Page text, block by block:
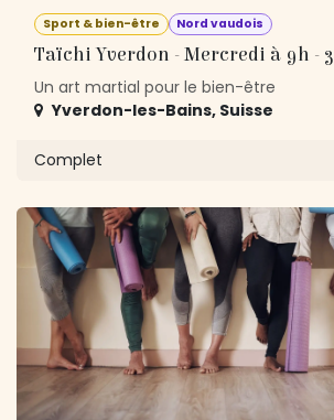
Sport & bien-être Nord vaudois
Taïchi Yverdon - Mercredi à 9h - 3
Un art martial pour le bien-être
Yverdon-les-Bains, Suisse
Complet